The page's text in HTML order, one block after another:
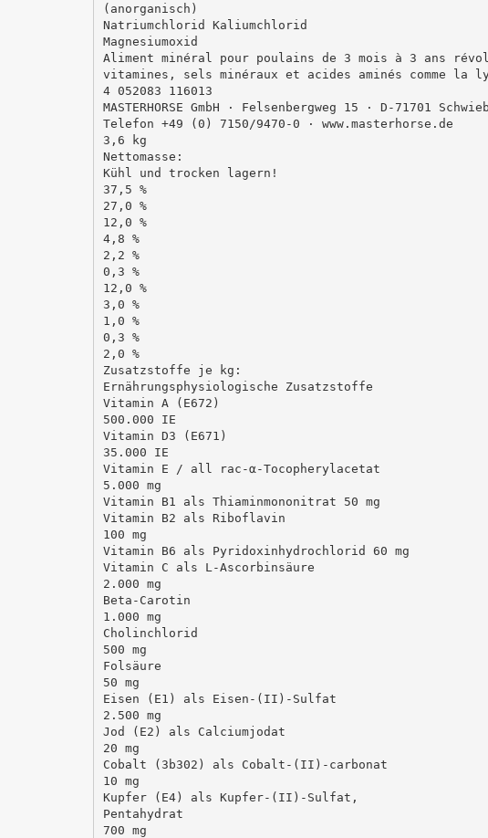
(anorganisch)
Na­trium­­­­­­­­chlorid Kaliumchlorid
Magnesiumoxid
Aliment minéral pour poulains de 3 mois à 3 ans
vitamines, sels minéraux et acides aminés comme
4 052083 116013
MASTERHORSE GmbH · Felsenbergweg 15 · D-71701
Telefon +49 (0) 7150/9470-0 · www.masterhorse.de
3,6 kg
Nettomasse:
Kühl und trocken lagern!
37,5 %
27,0 %
12,0 %
4,8 %
2,2 %
0,3 %
12,0 %
3,0 %
1,0 %
0,3 %
2,0 %
Zusatzstoffe je kg:
Ernährungsphysiologische Zusatzstoffe
Vitamin A (E672)
500.000 IE
Vitamin D3 (E671)
35.000 IE
Vitamin E / all rac-α-Tocopherylacetat
5.000 mg
Vitamin B1 als Thiaminmononitrat 50 mg
Vitamin B2 als Riboflavin
100 mg
Vitamin B6 als Pyridoxinhydrochlorid 60 mg
Vitamin C als L-Ascorbinsäure
2.000 mg
Beta-Carotin
1.000 mg
Cholinchlorid
500 mg
Folsäure
50 mg
Eisen (E1) als Eisen-(II)-Sulfat
2.500 mg
Jod (E2) als Calciumjodat
20 mg
Cobalt (3b302) als Cobalt-(II)-carbonat
10 mg
Kupfer (E4) als Kupfer-(II)-Sulfat,
Pentahydrat
700 mg